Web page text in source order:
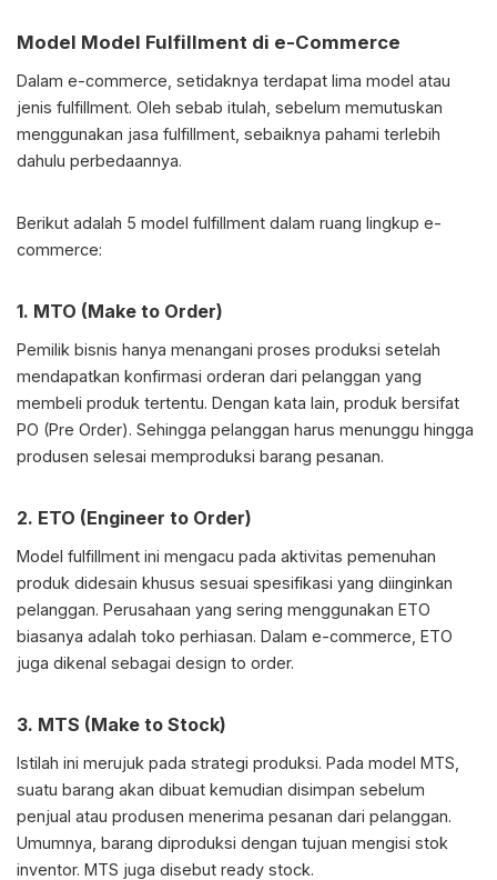
Model Model Fulfillment di e-Commerce
Dalam e-commerce, setidaknya terdapat lima model atau
jenis fulfillment. Oleh sebab itulah, sebelum memutuskan
menggunakan jasa fulfillment, sebaiknya pahami terlebih
dahulu perbedaannya.
Berikut adalah 5 model fulfillment dalam ruang lingkup e-
commerce:
1. MTO (Make to Order)
Pemilik bisnis hanya menangani proses produksi setelah
mendapatkan konfirmasi orderan dari pelanggan yang
membeli produk tertentu. Dengan kata lain, produk bersifat
PO (Pre Order). Sehingga pelanggan harus menunggu hingga
produsen selesai memproduksi barang pesanan.
2. ETO (Engineer to Order)
Model fulfillment ini mengacu pada aktivitas pemenuhan
produk didesain khusus sesuai spesifikasi yang diinginkan
pelanggan. Perusahaan yang sering menggunakan ETO
biasanya adalah toko perhiasan. Dalam e-commerce, ETO
juga dikenal sebagai design to order.
3. MTS (Make to Stock)
Istilah ini merujuk pada strategi produksi. Pada model MTS,
suatu barang akan dibuat kemudian disimpan sebelum
penjual atau produsen menerima pesanan dari pelanggan.
Umumnya, barang diproduksi dengan tujuan mengisi stok
inventor. MTS juga disebut ready stock.